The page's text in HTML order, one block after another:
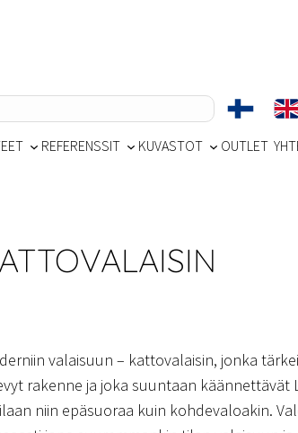
REFERENSSIT KUVASTOT OUTLET
valaisuun – kattovalaisin, jonka
rakenne ja joka suuntaan käännettävät
niin epäsuoraa kuin kohdevaloakin.